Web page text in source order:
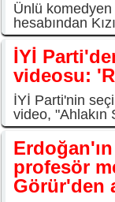
Ünlü
hesabından
İYİ
videosu:
İYİ Parti'nin
video, "Ahlakın
profesör
Görür'den